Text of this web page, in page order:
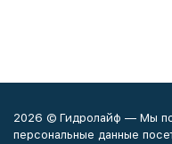
2026 © Гидролайф — Мы
персональные данные